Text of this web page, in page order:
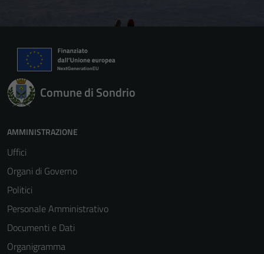
Comune di Sondrio
AMMINISTRAZIONE
Uffici
Organi di Governo
Politici
Personale Amministrativo
Documenti e Dati
Organigramma